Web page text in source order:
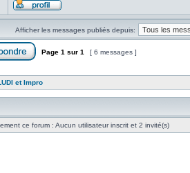
Afficher les messages publiés depuis:
Page 1 sur 1 [ 6 messages ]
et Impro
ce forum : Aucun utilisateur inscrit et 2 invité(s)